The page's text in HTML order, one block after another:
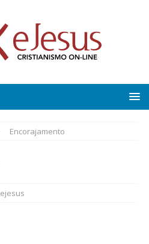
Encorajamento
ejesus